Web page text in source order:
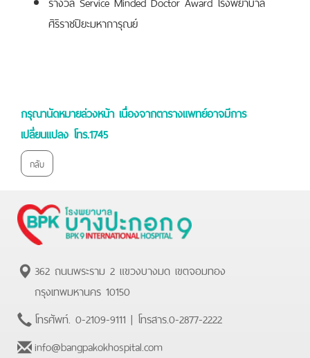
ศิริราชปิยะมหาการุณย์
กรุณานัดหมายล่วงหน้า เนื่องจากตารางแพทย์อาจมีการ
เปลี่ยนแปลง โทร.1745
กลับ
362 ถนนพระราม 2 แขวงบางมด เขตจอมทอง
กรุงเทพมหานคร 10150
โทรศัพท์. 0-2109-9111 | โทรสาร.0-2877-2222
info@bangpakokhospital.com